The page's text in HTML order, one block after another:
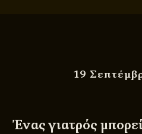
19
Ένας γιατρός